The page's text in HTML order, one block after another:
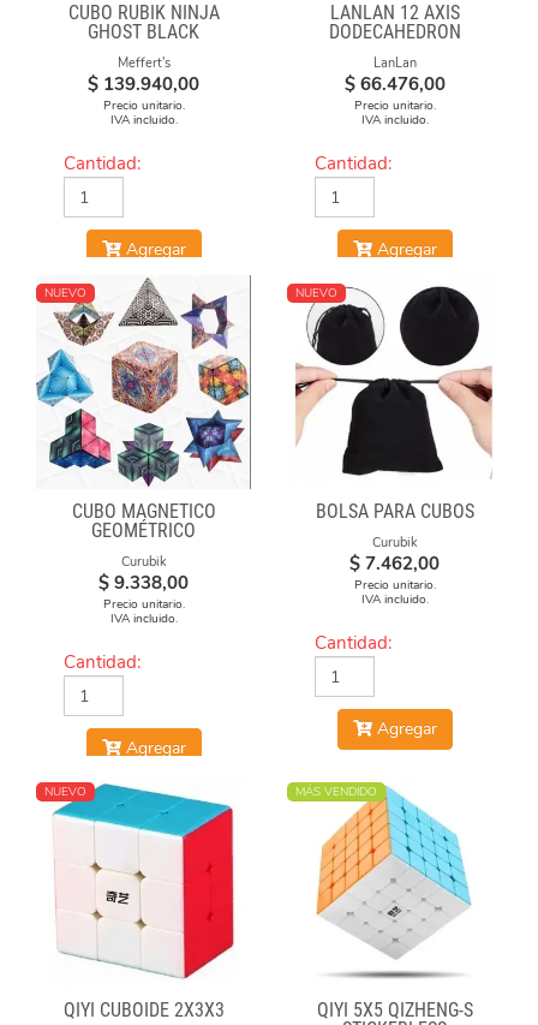
CUBO RUBIK NINJA
GHOST BLACK
Meffert's
$ 139.940,00
Precio unitario.
IVA incluido.
Cantidad:
Agregar
LANLAN 12 AXIS
DODECAHEDRON
DIAMOND CUBE
LanLan
$ 66.476,00
Precio unitario.
IVA incluido.
Cantidad:
Agregar
NUEVO
CUBO MAGNÉTICO
GEOMÉTRICO
Curubik
$ 9.338,00
Precio unitario.
IVA incluido.
Cantidad:
Agregar
NUEVO
BOLSA PARA CUBOS
Curubik
$ 7.462,00
Precio unitario.
IVA incluido.
Cantidad:
Agregar
NUEVO
QIYI CUBOIDE 2X3X3
MÁS VENDIDO
QIYI 5X5 QIZHENG-S